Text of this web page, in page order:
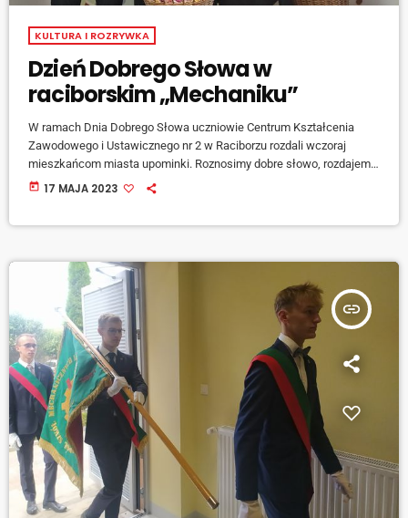
KULTURA I ROZRYWKA
Dzień Dobrego Słowa w
raciborskim „Mechaniku”
W ramach Dnia Dobrego Słowa uczniowie Centrum Kształcenia
Zawodowego i Ustawicznego nr 2 w Raciborzu rozdali wczoraj
mieszkańcom miasta upominki. Roznosimy dobre słowo, rozdajemy
przypadkowym osobom kwiaty, żeby wywołać na ich twarzach
"Mechanika" dołączyli także bileciki z sentencjami, które mają
dodawać […]
today 17 MAJA 2023
insert_link